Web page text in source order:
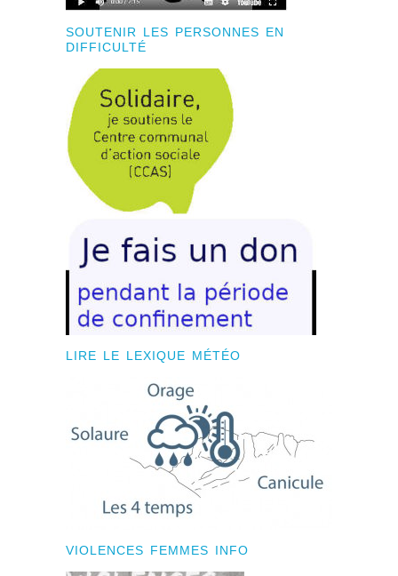
SOUTENIR LES PERSONNES EN
DIFFICULTÉ
LIRE LE LEXIQUE MÉTÉO
VIOLENCES FEMMES INFO